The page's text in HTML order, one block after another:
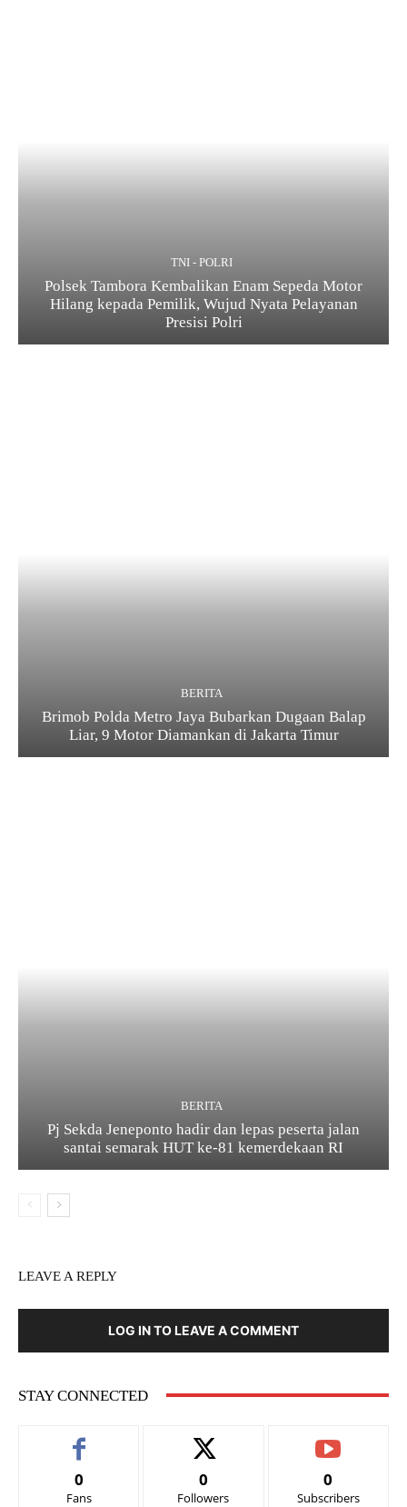
TNI - POLRI
Polsek Tambora Kembalikan Enam Sepeda Motor
Hilang kepada Pemilik, Wujud Nyata Pelayanan
Presisi Polri
BERITA
Brimob Polda Metro Jaya Bubarkan Dugaan Balap
Liar, 9 Motor Diamankan di Jakarta Timur
BERITA
Pj Sekda Jeneponto hadir dan lepas peserta jalan
santai semarak HUT ke-81 kemerdekaan RI
LEAVE A REPLY
LOG IN TO LEAVE A COMMENT
STAY CONNECTED
0
Fans
0
Followers
0
Subscribers